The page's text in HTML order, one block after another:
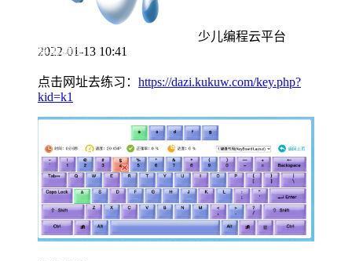
🏆 赛事题库
少儿编程云平台
2022-01-13 10:41
点击网址去练习： https://dazi.kukuw.com/key.php?
kid=k1